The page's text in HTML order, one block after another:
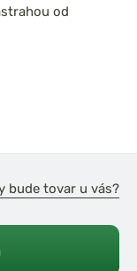
od
bude tovar u vás?